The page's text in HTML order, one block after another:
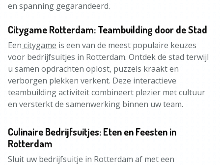
en spanning gegarandeerd.
Citygame Rotterdam: Teambuilding door de Stad
Een citygame is een van de meest populaire keuzes
voor bedrijfsuitjes in Rotterdam. Ontdek de stad terwijl
u samen opdrachten oplost, puzzels kraakt en
verborgen plekken verkent. Deze interactieve
teambuilding activiteit combineert plezier met cultuur
en versterkt de samenwerking binnen uw team.
Culinaire Bedrijfsuitjes: Eten en Feesten in
Rotterdam
Sluit uw bedrijfsuitje in Rotterdam af met een